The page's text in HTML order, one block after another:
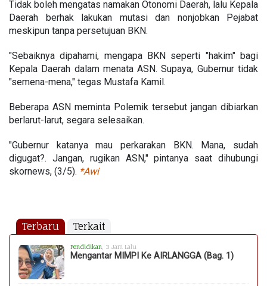
Tidak boleh mengatas namakan Otonomi Daerah, lalu Kepala
Daerah berhak lakukan mutasi dan nonjobkan Pejabat
meskipun tanpa persetujuan BKN.
"Sebaiknya dipahami, mengapa BKN seperti "hakim" bagi
Kepala Daerah dalam menata ASN. Supaya, Gubernur tidak
"semena-mena," tegas Mustafa Kamil.
Beberapa ASN meminta Polemik tersebut jangan dibiarkan
berlarut-larut, segara selesaikan.
"Gubernur katanya mau perkarakan BKN. Mana, sudah
digugat?. Jangan, rugikan ASN," pintanya saat dihubungi
skornews, (3/5). *Awi
Terbaru Terkait
Pendidikan , 3 Jam Lalu
Mengantar MIMPI Ke AIRLANGGA (Bag. 1)